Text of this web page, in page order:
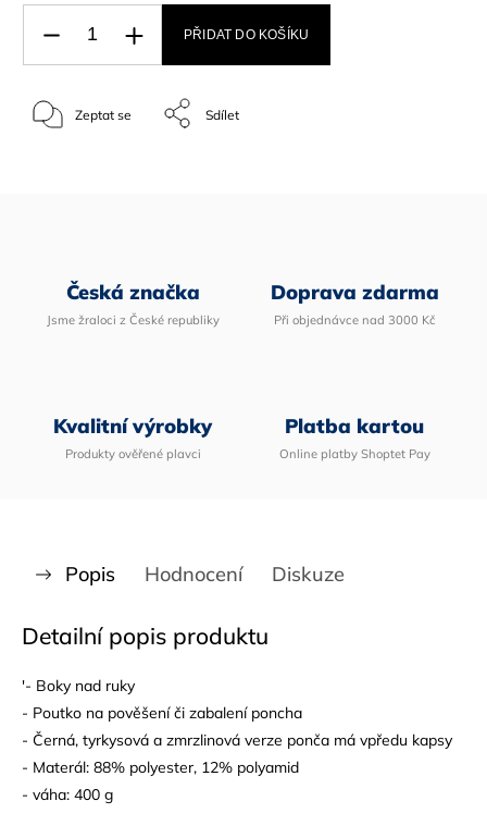
PŘIDAT DO KOŠÍKU
Zeptat se Sdílet
Česká značka
Jsme žraloci z České republiky
Doprava zdarma
Při objednávce nad 3000 Kč
Kvalitní výrobky
Produkty ověřené plavci
Platba kartou
Online platby Shoptet Pay
Popis Hodnocení Diskuze
Detailní popis produktu
'- Boky nad ruky
- Poutko na pověšení či zabalení poncha
- Černá, tyrkysová a zmrzlinová verze ponča má vpředu kapsy
- Materál: 88% polyester, 12% polyamid
- váha: 400 g